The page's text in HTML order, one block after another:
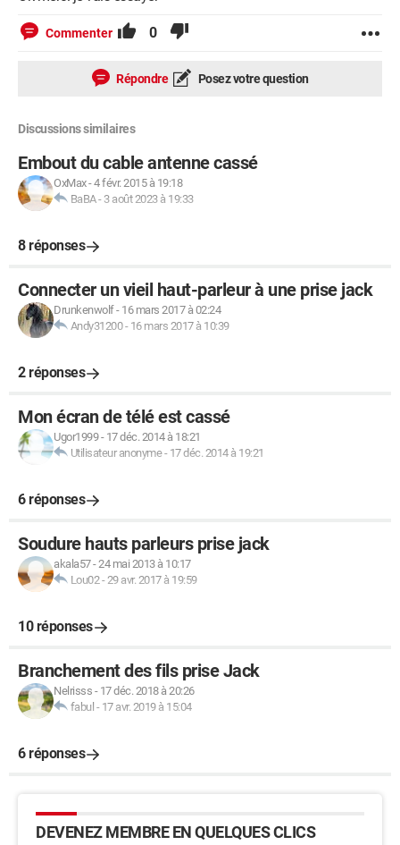
Commenter 0
Répondre Posez votre question
Discussions similaires
Embout du cable antenne cassé
OxMax-4 févr. 2015 à 19:18
BaBA- 3 août 2023 à 19:33
8 réponses
Connecter un vieil haut-parleur à une prise jack
Drunkenwolf- 16 mars 2017 à 02:24
Andy31200- 16 mars 2017 à 10:39
2 réponses
Mon écran de télé est cassé
Ugor1999- 17 déc. 2014 à 18:21
Utilisateur anonyme- 17 déc. 2014 à 19:21
6 réponses
Soudure hauts parleurs prise jack
akala57-24 mai 2013 à 10:17
Lou02-29 avr. 2017 à 19:59
10 réponses
Branchement des fils prise Jack
Nelrisss - 17 déc. 2018 à 20:26
fabul - 17 avr. 2019 à 15:04
6 réponses
DEVENEZ MEMBRE EN QUELQUES CLICS